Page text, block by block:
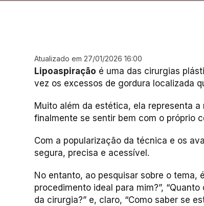
Atualizado em 27/01/2026 16:00
Lipoaspiração é uma das cirurgias
vez os excessos de gordura localizada
Muito além da estética, ela representa
finalmente se sentir bem com o próprio
Com a popularização da técnica e os
segura, precisa e acessível.
No entanto, ao pesquisar sobre o tema,
procedimento ideal para mim?”,
da cirurgia?” e, claro, “Como saber se